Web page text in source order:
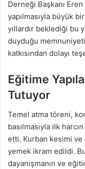
Derneği Başkanı
yapılmasıyla büyük
yıllardır beklediği bu
duyduğu
katkısından dolayı
Eğitime
Tutuyor
Temel atma töreni,
basılmasıyla ilk
etti. Kurban kesimi ve
yemek ikram edildi.
dayanışmanın ve